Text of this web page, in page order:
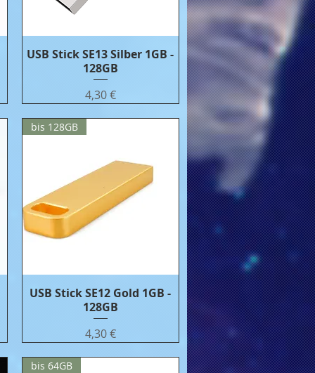
Бърз преглед
USB Stick SE13 Silber 1GB -
128GB
Цена
4,30 €
Бърз преглед
bis 128GB
USB Stick SE12 Gold 1GB -
128GB
Цена
4,30 €
bis 64GB